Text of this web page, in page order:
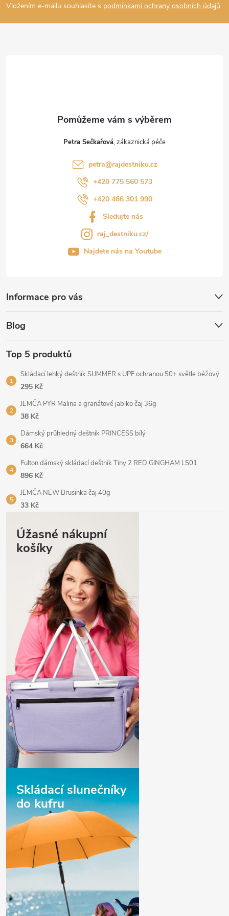
a
Vložením e-mailu souhlasíte s podmínkami ochrany osobních údajů
Informace pro vás
Blog
Top 5 produktů
Skládací lehký deštník SUMMER s UPF ochranou 50+ světle béžový
295 Kč
JEMČA PYR Malina a granátové jablko čaj 36g
38 Kč
Dámský průhledný deštník PRINCESS bílý
664 Kč
Fulton dámský skládací deštník Tiny 2 RED GINGHAM L501
896 Kč
JEMČA NEW Brusinka čaj 40g
33 Kč
Petra Sečkařová
petra@rajdestniku.cz
+420 775 560 573
+420 466 301 990
Sledujte nás
raj_destniku.cz/
Najdete nás na Youtube
Úžasné nákupní
košíky
Skládací slunečníky
do kufru